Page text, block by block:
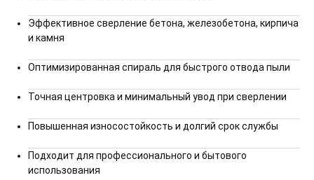
Эффективное сверление бетона, железобетона, кирпича
и камня
Оптимизированная спираль для быстрого отвода пыли
Точная центровка и минимальный увод при сверлении
Повышенная износостойкость и долгий срок службы
Подходит для профессионального и бытового
использования